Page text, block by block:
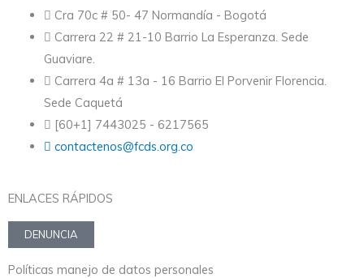
Cra 70c # 50- 47 Normandía - Bogotá
Carrera 22 # 21-10 Barrio La Esperanza. Sede
Guaviare.
Carrera 4a # 13a - 16 Barrio El Porvenir Florencia.
Sede Caquetá
[60+1] 7443025 - 6217565
contactenos@fcds.org.co
ENLACES RÁPIDOS
DENUNCIA
Políticas manejo de datos personales